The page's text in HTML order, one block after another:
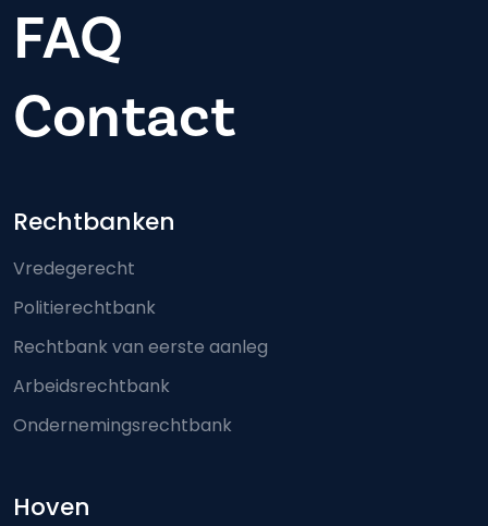
FAQ
Contact
Footer-menu
Rechtbanken
Vredegerecht
Politierechtbank
Rechtbank van eerste aanleg
Arbeidsrechtbank
Ondernemingsrechtbank
Hoven